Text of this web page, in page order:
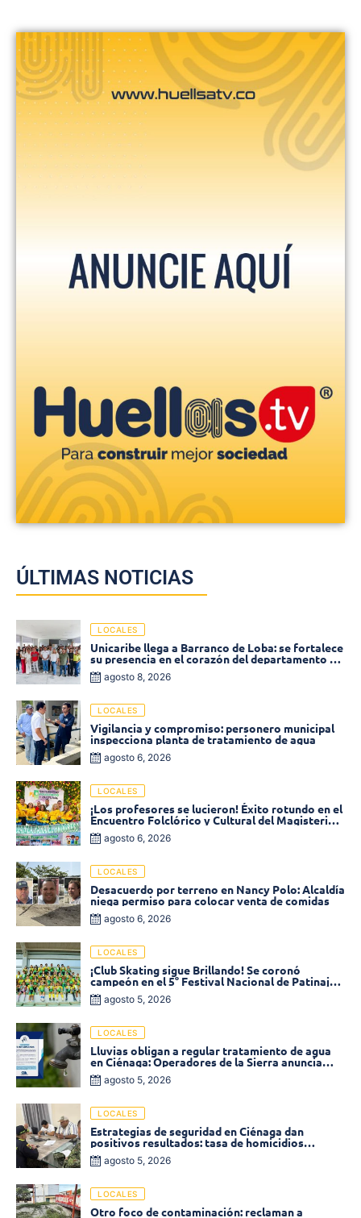
ÚLTIMAS NOTICIAS
LOCALES
Unicaribe llega a Barranco de Loba: se fortalece
su presencia en el corazón del departamento de
Bolívar
agosto 8, 2026
LOCALES
Vigilancia y compromiso: personero municipal
inspecciona planta de tratamiento de agua
agosto 6, 2026
LOCALES
¡Los profesores se lucieron! Éxito rotundo en el
Encuentro Folclórico y Cultural del Magisterio
2026 en Ciénaga
agosto 6, 2026
LOCALES
Desacuerdo por terreno en Nancy Polo: Alcaldía
niega permiso para colocar venta de comidas
agosto 6, 2026
LOCALES
¡Club Skating sigue Brillando! Se coronó
campeón en el 5° Festival Nacional de Patinaje
«Soledad sobre Ruedas»
agosto 5, 2026
LOCALES
Lluvias obligan a regular tratamiento de agua
en Ciénaga: Operadores de la Sierra anuncia
baja presión en varios sectores
agosto 5, 2026
LOCALES
Estrategias de seguridad en Ciénaga dan
positivos resultados: tasa de homicidios
disminuyó un 58% en 2026
agosto 5, 2026
LOCALES
Otro foco de contaminación: reclaman a